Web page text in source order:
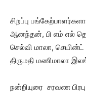
சிறப்பு
ஆனந்தன், பி எம் எல்
செல்வி மாலா,
திருமதி மணிமாலா
நன்றியுரை சரவண